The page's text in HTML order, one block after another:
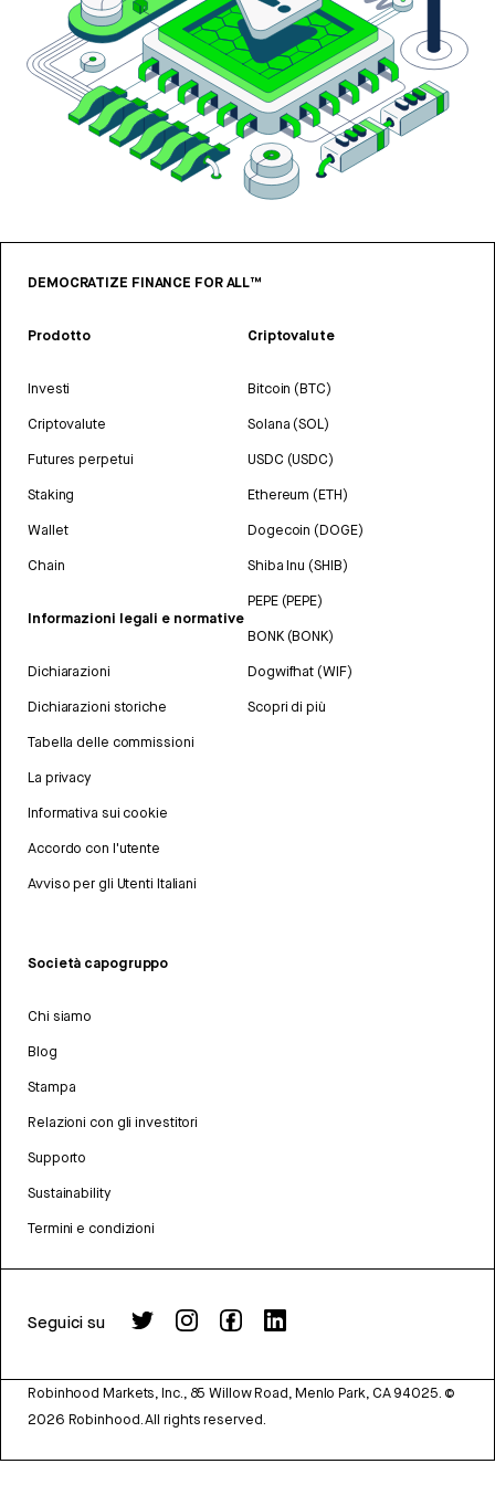
DEMOCRATIZE FINANCE FOR ALL™
Prodotto
Investi
Criptovalute
Futures perpetui
Staking
Wallet
Chain
Informazioni legali e normative
Dichiarazioni
Dichiarazioni storiche
Tabella delle commissioni
La privacy
Informativa sui cookie
Accordo con l'utente
Avviso per gli Utenti Italiani
Criptovalute
Bitcoin (BTC)
Solana (SOL)
USDC (USDC)
Ethereum (ETH)
Dogecoin (DOGE)
Shiba Inu (SHIB)
PEPE (PEPE)
BONK (BONK)
Dogwifhat (WIF)
Scopri di più
Società capogruppo
Chi siamo
Blog
Stampa
Relazioni con gli investitori
Supporto
Sustainability
Termini e condizioni
Seguici su
Robinhood Markets, Inc., 85 Willow Road, Menlo Park, CA 94025. ©
2026 Robinhood. All rights reserved.